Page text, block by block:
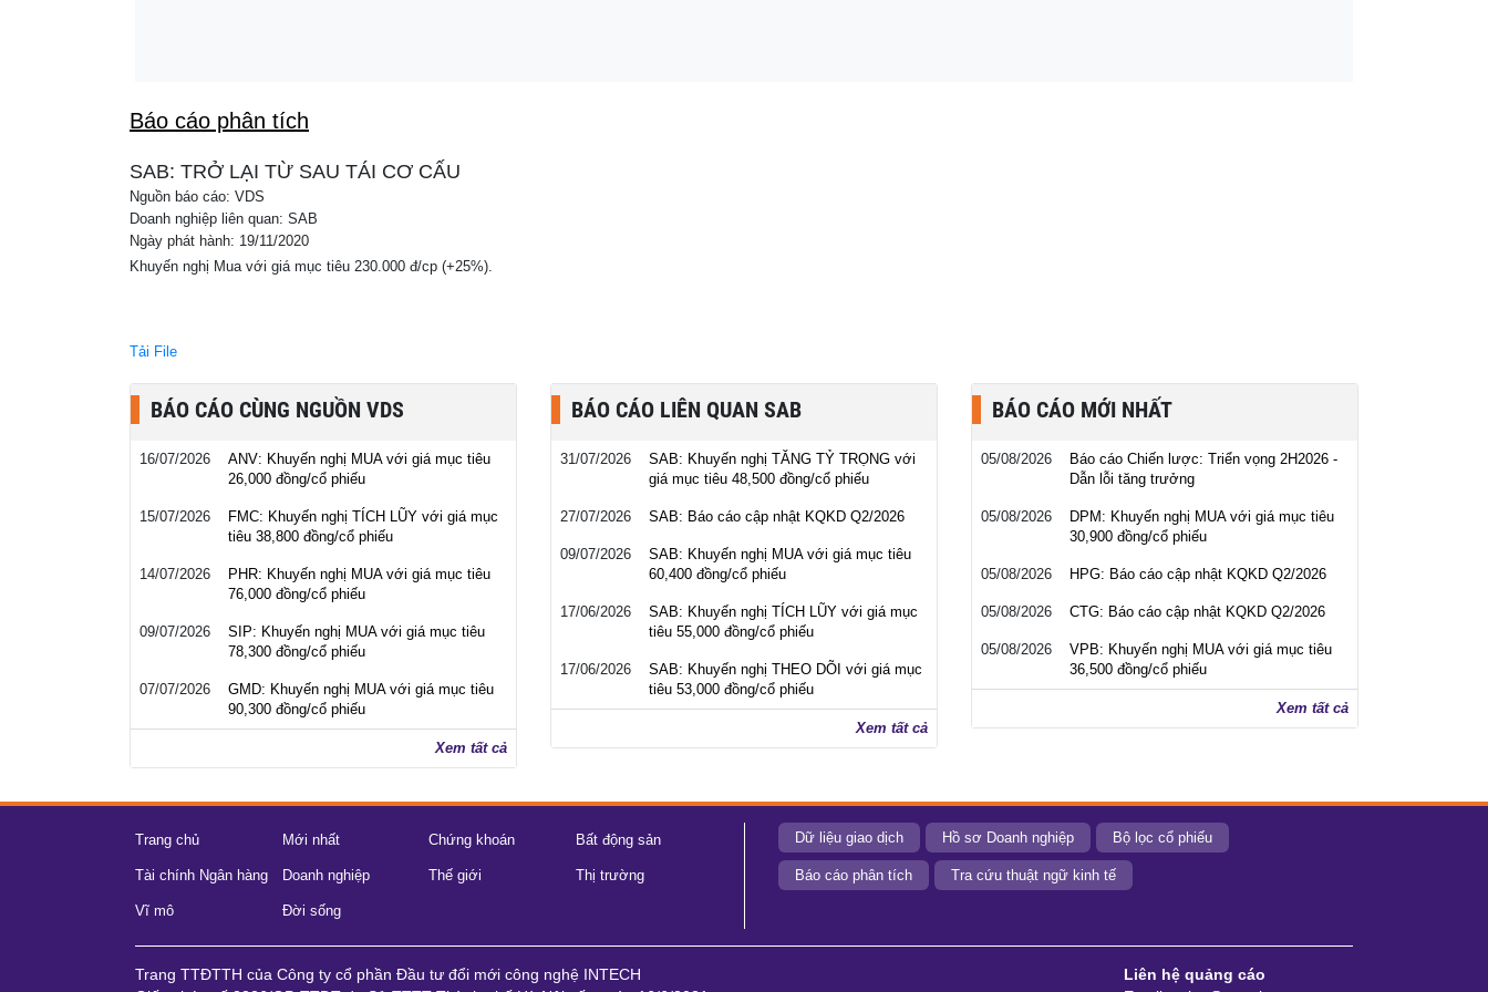
Báo cáo phân tích
SAB: TRỞ LẠI TỪ SAU TÁI CƠ CẤU
Nguồn báo cáo: VDS
Doanh nghiệp liên quan: SAB
Ngày phát hành: 19/11/2020
Khuyến nghị Mua với giá mục tiêu 230.000 đ/cp (+25%).
Tải File
BÁO CÁO CÙNG NGUỒN VDS
16/07/2026
ANV: Khuyến nghị MUA với giá mục tiêu
26,000 đồng/cổ phiếu
15/07/2026
FMC: Khuyến nghị TÍCH LŨY với giá mục
tiêu 38,800 đồng/cổ phiếu
14/07/2026
PHR: Khuyến nghị MUA với giá mục tiêu
76,000 đồng/cổ phiếu
09/07/2026
SIP: Khuyến nghị MUA với giá mục tiêu
78,300 đồng/cổ phiếu
07/07/2026
GMD: Khuyến nghị MUA với giá mục tiêu
90,300 đồng/cổ phiếu
Xem tất cả
BÁO CÁO LIÊN QUAN SAB
31/07/2026
SAB: Khuyến nghị TĂNG TỶ TRỌNG với
giá mục tiêu 48,500 đồng/cổ phiếu
27/07/2026 SAB: Báo cáo cập nhật KQKD Q2/2026
09/07/2026
SAB: Khuyến nghị MUA với giá mục tiêu
60,400 đồng/cổ phiếu
17/06/2026
SAB: Khuyến nghị TÍCH LŨY với giá mục
tiêu 55,000 đồng/cổ phiếu
17/06/2026
SAB: Khuyến nghị THEO DÕI với giá mục
tiêu 53,000 đồng/cổ phiếu
Xem tất cả
BÁO CÁO MỚI NHẤT
05/08/2026
Báo cáo Chiến lược: Triển vọng 2H2026 -
Dẫn lỗi tăng trưởng
05/08/2026
DPM: Khuyến nghị MUA với giá mục tiêu
30,900 đồng/cổ phiếu
05/08/2026 HPG: Báo cáo cập nhật KQKD Q2/2026
05/08/2026 CTG: Báo cáo cập nhật KQKD Q2/2026
05/08/2026
VPB: Khuyến nghị MUA với giá mục tiêu
36,500 đồng/cổ phiếu
Xem tất cả
Dữ liệu giao dịch Hồ sơ Doanh nghiệp Bộ lọc cổ phiếu
Báo cáo phân tích Tra cứu thuật ngữ kinh tế
Trang chủ Mới nhất Chứng khoán Bất động sản
Tài chính Ngân hàng Doanh nghiệp Thế giới Thị trường
Vĩ mô Đời sống
Trang TTĐTTH của Công ty cổ phần Đầu tư đổi mới công nghệ INTECH
Liên hệ quảng cáo